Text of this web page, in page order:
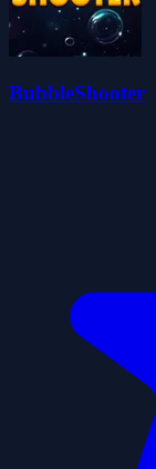
BubbleShooter